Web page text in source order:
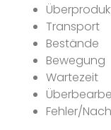
Transport
Bestände
Bewegung
Wartezeit
Fehler/